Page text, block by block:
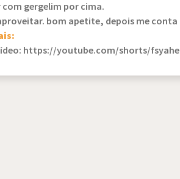
gergelim por cima.
bom apetite, depois me
https://youtube.com/shorts/